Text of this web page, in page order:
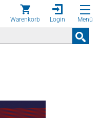
Warenkorb Login Menü